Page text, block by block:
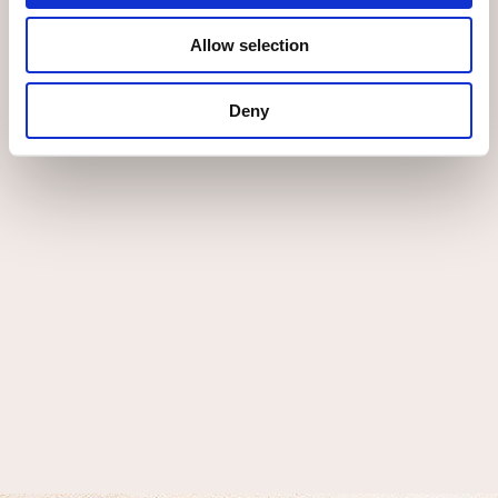
Allow selection
Deny
Carmelitas Descalzas. Plaza del Carmen, 2